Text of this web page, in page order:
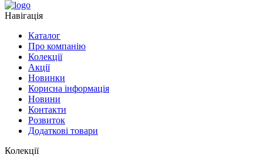
Навігація
Каталог
Про компанію
Колекції
Акції
Новинки
Корисна інформація
Новини
Контакти
Розвиток
Додаткові товари
Колекції